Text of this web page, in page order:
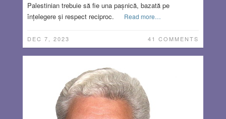
Palestinian trebuie să fie una pașnică, bazată pe
înțelegere și respect reciproc.
Read more…
DEC 7, 2023 41 COMMENTS